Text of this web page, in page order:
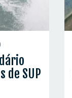
de SUP